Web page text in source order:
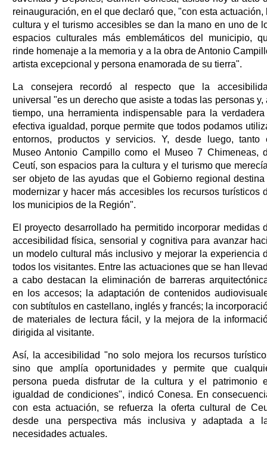
reinauguración, en el que declaró que, "con esta actuación,
cultura y el turismo accesibles se dan la mano en uno de
espacios culturales más emblemáticos del municipio,
rinde homenaje a la memoria y a la obra de Antonio
artista excepcional y persona enamorada de su tierra".
La consejera recordó al respecto que la
universal "es un derecho que asiste a todas las personas y,
tiempo, una herramienta indispensable para la
efectiva igualdad, porque permite que todos podamos
entornos, productos y servicios. Y, desde luego, tanto
Museo Antonio Campillo como el Museo 7 Chimeneas,
Ceutí, son espacios para la cultura y el turismo que
ser objeto de las ayudas que el Gobierno regional destina
modernizar y hacer más accesibles los recursos turísticos
los municipios de la Región".
El proyecto desarrollado ha permitido incorporar medidas
accesibilidad física, sensorial y cognitiva para avanzar
un modelo cultural más inclusivo y mejorar la experiencia
todos los visitantes. Entre las actuaciones que se han
a cabo destacan la eliminación de barreras
en los accesos; la adaptación de contenidos
con subtítulos en castellano, inglés y francés; la
de materiales de lectura fácil, y la mejora de la
dirigida al visitante.
Así, la accesibilidad "no solo mejora los recursos
sino que amplía oportunidades y permite que
persona pueda disfrutar de la cultura y el patrimonio
igualdad de condiciones", indicó Conesa. En
con esta actuación, se refuerza la oferta cultural de
desde una perspectiva más inclusiva y adaptada a
necesidades actuales.